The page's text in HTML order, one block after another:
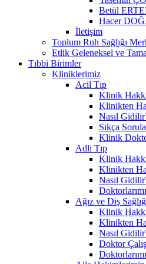
Betül
Hacer
İletişim
Toplum Ruh Sağlığı
Etlik Geleneksel ve
Tıbbi Birimler
Kliniklerimiz
Acil Tıp
Klinik
Klinikten
Nasıl
Sıkça
Klinik
Adli Tıp
Klinik
Klinikten
Nasıl
Ağız ve Diş
Klinik
Klinikten
Nasıl
Doktor